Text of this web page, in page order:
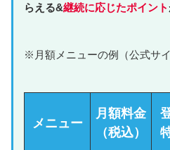
らえる&継続に応じたポイント
※月額メニューの例（公式サ
メニュー
月額料金
（税込）